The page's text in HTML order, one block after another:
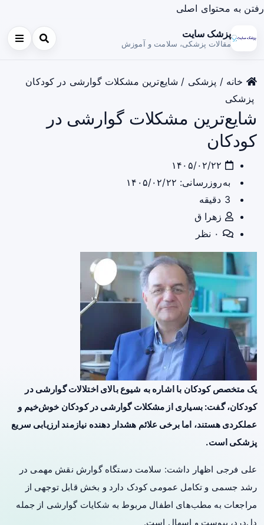
رفتن به محتوای اصلی
پزشک سایت
مقالات پزشکی، سلامت و آموزش
خانه / پزشکی / شایع‌ترین مشکلات گوارشی در کودکان
پزشکی
شایع‌ترین مشکلات گوارشی در
کودکان
به‌روزرسانی: ۱۴۰۵/۰۲/۲۲
زهرا ق
یک متخصص کودکان با اشاره به شیوع بالای اختلالات گوارشی در
کودکان، گفت: بسیاری از مشکلات گوارشی در کودکان خوش‌خیم و
عملکردی هستند، اما برخی علائم هشدار دهنده نیازمند ارزیابی سریع
پزشکی است.
علی فرجی اظهار داشت: سلامت دستگاه گوارش نقش مهمی در
رشد جسمی و تکامل عمومی کودک دارد و بخش قابل توجهی از
مراجعات به مطب‌های اطفال مربوط به شکایات گوارشی از جمله
دل‌درد، یبوست و اسهال است.